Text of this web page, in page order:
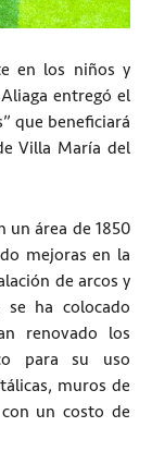
en los niños y
entregó el
que beneficiará
Villa María del
un área de 1850
mejoras en la
de arcos y
ha colocado
renovado los
para su uso
muros de
un costo de